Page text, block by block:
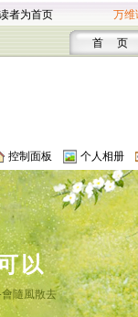
者为首页 万维
首 页
控制面板 个人相册
以
隨風散去